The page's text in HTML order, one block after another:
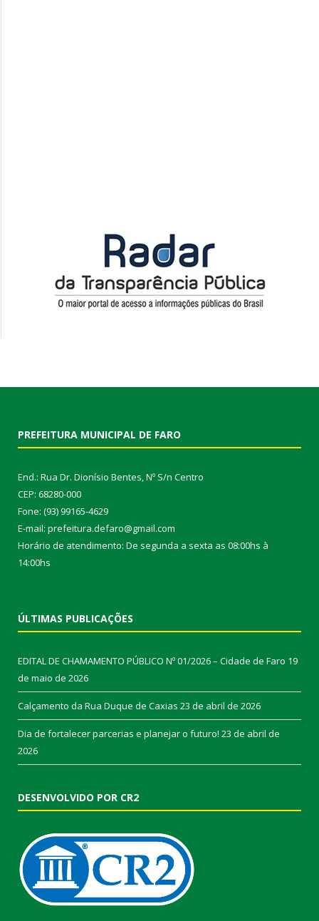
PREFEITURA MUNICIPAL DE FARO
End.: Rua Dr. Dionísio Bentes, Nº S/n Centro
CEP: 68280-000
Fone: (93) 99165-4629
E-mail: prefeitura.defaro@gmail.com
Horário de atendimento: De segunda a sexta as 08:00hs à
14:00hs
ÚLTIMAS PUBLICAÇÕES
EDITAL DE CHAMAMENTO PÚBLICO Nº 01/2026 – Cidade de Faro 19
de maio de 2026
Calçamento da Rua Duque de Caxias 23 de abril de 2026
Dia de fortalecer parcerias e planejar o futuro! 23 de abril de
2026
DESENVOLVIDO POR CR2